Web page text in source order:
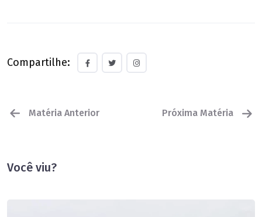
Compartilhe:
Matéria Anterior Próxima Matéria
Você viu?